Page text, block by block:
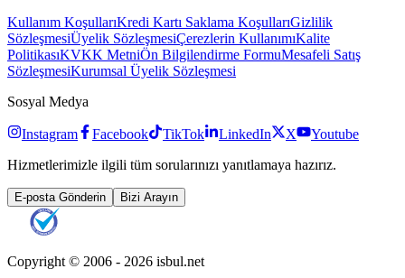
Kullanım KoşullarıKredi Kartı Saklama KoşullarıGizlilik
SözleşmesiÜyelik SözleşmesiÇerezlerin KullanımıKalite
PolitikasıKVKK MetniÖn Bilgilendirme FormuMesafeli Satış
SözleşmesiKurumsal Üyelik Sözleşmesi
Sosyal Medya
Instagram Facebook TikTok LinkedIn X
Youtube
Hizmetlerimizle ilgili tüm sorularınızı yanıtlamaya hazırız.
E-posta Gönderin Bizi Arayın
Copyright © 2006 - 2026 isbul.net